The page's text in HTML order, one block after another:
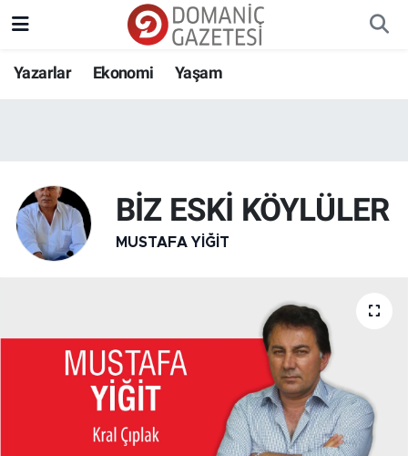
Yazarlar Ekonomi Yaşam
BİZ ESKİ KÖYLÜLER
MUSTAFA YIĞIT